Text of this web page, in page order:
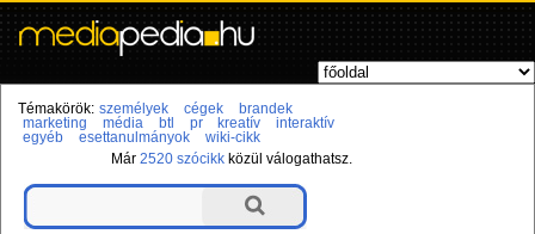
Témakörök: személyek cégek
brandek
marketing
média btl pr kreatív
interaktív
egyéb
esettanulmányok
wiki-cikk
Már2520 szócikk közül válogathatsz.